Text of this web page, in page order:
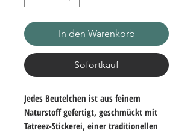
In den Warenkorb
Sofortkauf
Jedes Beutelchen ist aus feinem
Naturstoffgefertigt, geschmückt mit
Tatreez-Stickerei, einer traditionellen